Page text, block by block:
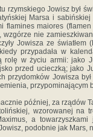
rzymskiego Jowisz był
Marsa i
flamines maiores
wzgórze nie
Jowisza ze
przypadała w
rolę w życiu armii: jako
przed ucieczką; jako
przydomków Jowisza
przypominającym
później, za rządów
wzorowanej na
a
podobnie jak Mars,